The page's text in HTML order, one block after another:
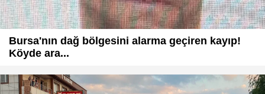
Bursa'nın dağ bölgesini alarma geçiren kayıp!
Köyde ara...